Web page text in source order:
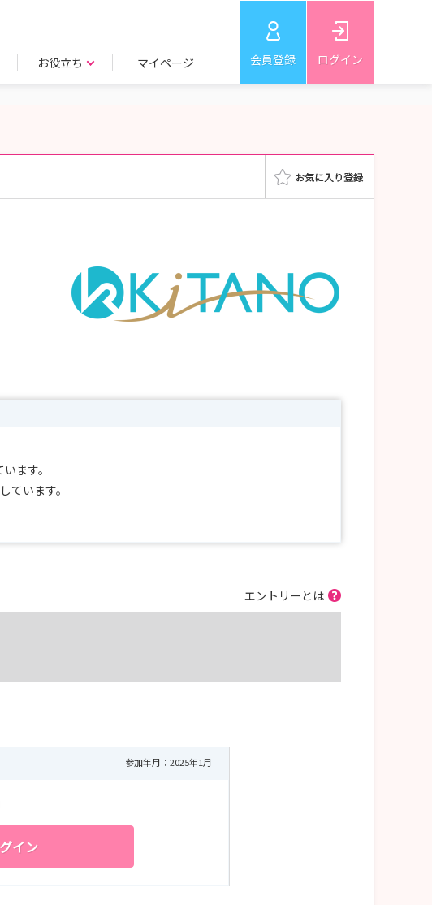
お役立ち マイページ 会員登録 ログイン
ます。
ています。
どを予定しています。
エントリーとは
参加年月：2025年1月
イン